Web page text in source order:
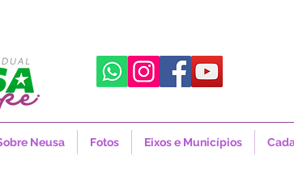
Neusa Fotos Eixos e Municípios